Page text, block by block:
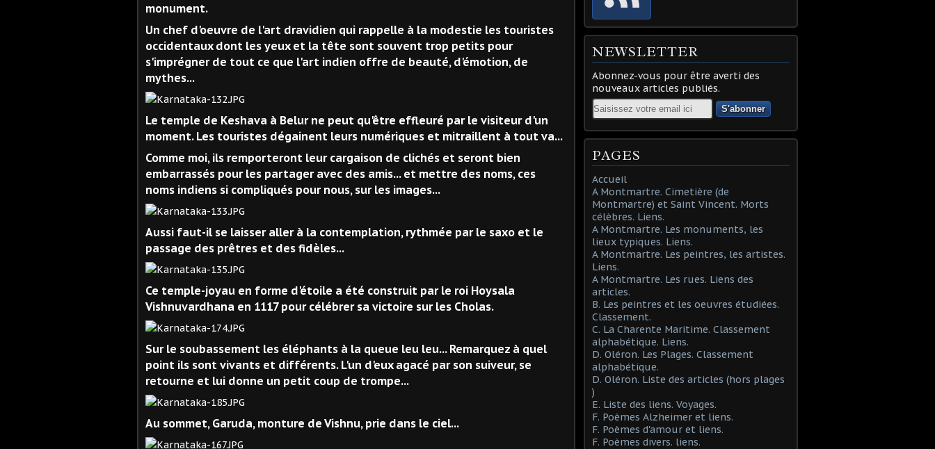
monument.
Un chef d'oeuvre de l'art dravidien qui rappelle à la modestie les touristes
occidentaux dont les yeux et la tête sont souvent trop petits pour
s'imprégner de tout ce que l'art indien offre de beauté, d'émotion, de
mythes...
Le temple de Keshava à Belur ne peut qu'être effleuré par le visiteur d'un
moment. Les touristes dégainent leurs numériques et mitraillent à tout va...
Comme moi, ils remporteront leur cargaison de clichés et seront bien
embarrassés pour les partager avec des amis... et mettre des noms, ces
noms indiens si compliqués pour nous, sur les images...
Aussi faut-il se laisser aller à la contemplation, rythmée par le saxo et le
passage des prêtres et des fidèles...
Ce temple-joyau en forme d'étoile a été construit par le roi Hoysala
Vishnuvardhana en 1117 pour célébrer sa victoire sur les Cholas.
Sur le soubassement les éléphants à la queue leu leu... Remarquez à quel
point ils sont vivants et différents. L'un d'eux agacé par son suiveur, se
retourne et lui donne un petit coup de trompe...
Au sommet, Garuda, monture de Vishnu, prie dans le ciel...
NEWSLETTER
Abonnez-vous pour être averti des
nouveaux articles publiés.
Email
PAGES
Accueil
A Montmartre. Cimetière (de
Montmartre) et Saint Vincent. Morts
célèbres. Liens.
A Montmartre. Les monuments, les
lieux typiques. Liens.
A Montmartre. Les peintres, les artistes.
Liens.
A Montmartre. Les rues. Liens des
articles.
B. Les peintres et les oeuvres étudiées.
Classement.
C. La Charente Maritime. Classement
alphabétique. Liens.
D. Oléron. Les Plages. Classement
alphabétique.
D. Oléron. Liste des articles (hors plages
)
E. Liste des liens. Voyages.
F. Poèmes Alzheimer et liens.
F. Poèmes d'amour et liens.
F. Poèmes divers. liens.